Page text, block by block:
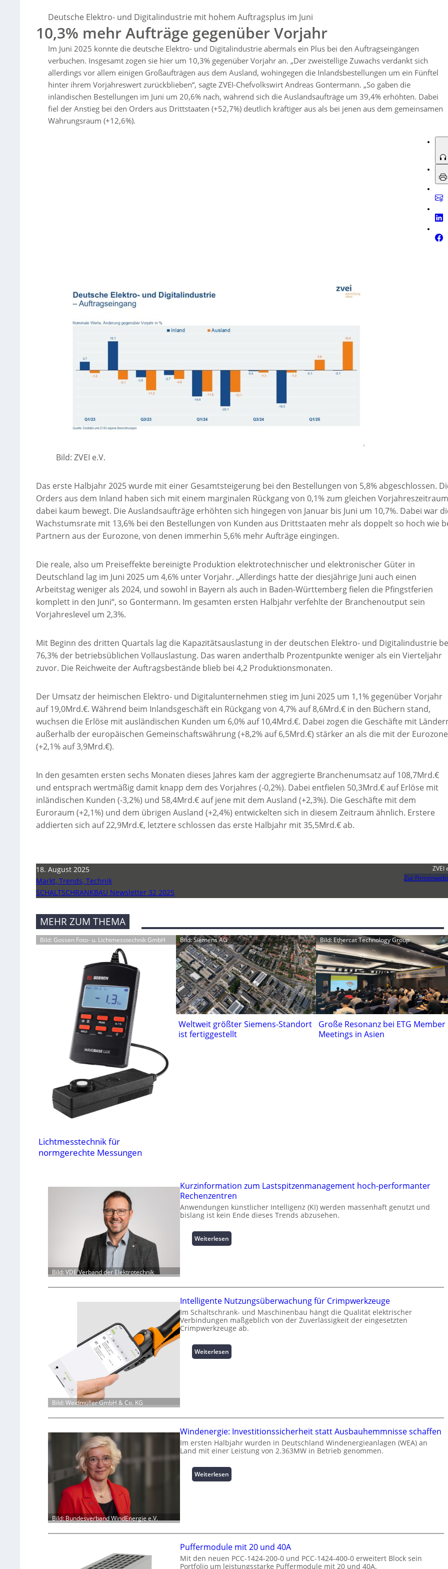
Deutsche Elektro- und Digitalindustrie mit hohem Auftragsplus im Juni
10,3% mehr Aufträge gegenüber Vorjahr
Im Juni 2025 konnte die deutsche Elektro- und Digitalindustrie abermals ein Plus bei den Auftragseingängen
verbuchen. Insgesamt zogen sie hier um 10,3% gegenüber Vorjahr an. „Der zweistellige Zuwachs verdankt sich
allerdings vor allem einigen Großaufträgen aus dem Ausland, wohingegen die Inlandsbestellungen um ein Fünftel
hinter ihrem Vorjahreswert zurückblieben“, sagte ZVEI-Chefvolkswirt Andreas Gontermann. „So gaben die
inländischen Bestellungen im Juni um 20,6% nach, während sich die Auslandsaufträge um 39,4% erhöhten. Dabei
fiel der Anstieg bei den Orders aus Drittstaaten (+52,7%) deutlich kräftiger aus als bei jenen aus dem gemeinsamen
Währungsraum (+12,6%).
Bild: ZVEI e.V.
Das erste Halbjahr 2025 wurde mit einer Gesamtsteigerung bei den Bestellungen von 5,8% abgeschlossen.
Orders aus dem Inland haben sich mit einem marginalen Rückgang von 0,1% zum gleichen Vorjahreszeitraum
dabei kaum bewegt. Die Auslandsaufträge erhöhten sich hingegen von Januar bis Juni um 10,7%. Dabei war
Wachstumsrate mit 13,6% bei den Bestellungen von Kunden aus Drittstaaten mehr als doppelt so hoch wie
Partnern aus der Eurozone, von denen immerhin 5,6% mehr Aufträge eingingen.
Die reale, also um Preiseffekte bereinigte Produktion elektrotechnischer und elektronischer Güter in
Deutschland lag im Juni 2025 um 4,6% unter Vorjahr. „Allerdings hatte der diesjährige Juni auch einen
Arbeitstag weniger als 2024, und sowohl in Bayern als auch in Baden-Württemberg fielen die Pfingstferien
komplett in den Juni“, so Gontermann. Im gesamten ersten Halbjahr verfehlte der Branchenoutput sein
Vorjahreslevel um 2,3%.
Mit Beginn des dritten Quartals lag die Kapazitätsauslastung in der deutschen Elektro- und Digitalindustrie
76,3% der betriebsüblichen Vollauslastung. Das waren anderthalb Prozentpunkte weniger als ein Vierteljahr
zuvor. Die Reichweite der Auftragsbestände blieb bei 4,2 Produktionsmonaten.
Der Umsatz der heimischen Elektro- und Digitalunternehmen stieg im Juni 2025 um 1,1% gegenüber Vorjahr
auf 19,0Mrd.€. Während beim Inlandsgeschäft ein Rückgang von 4,7% auf 8,6Mrd.€ in den Büchern stand,
wuchsen die Erlöse mit ausländischen Kunden um 6,0% auf 10,4Mrd.€. Dabei zogen die Geschäfte mit
außerhalb der europäischen Gemeinschaftswährung (+8,2% auf 6,5Mrd.€) stärker an als die mit der Eurozone
(+2,1% auf 3,9Mrd.€).
In den gesamten ersten sechs Monaten dieses Jahres kam der aggregierte Branchenumsatz auf 108,7Mrd.€
und entsprach wertmäßig damit knapp dem des Vorjahres (-0,2%). Dabei entfielen 50,3Mrd.€ auf Erlöse mit
inländischen Kunden (-3,2%) und 58,4Mrd.€ auf jene mit dem Ausland (+2,3%). Die Geschäfte mit dem
Euroraum (+2,1%) und dem übrigen Ausland (+2,4%) entwickelten sich in diesem Zeitraum ähnlich. Erstere
addierten sich auf 22,9Mrd.€, letztere schlossen das erste Halbjahr mit 35,5Mrd.€ ab.
18. August 2025
Markt, Trends, Technik
SCHALTSCHRANKBAU Newsletter 32 2025
ZVEI
Zur
MEHR ZUM THEMA
Bild: Gossen Foto- u. Lichtmesstechnik GmbH
Lichtmesstechnik für
normgerechte Messungen
Bild: Siemens AG
Weltweit größter Siemens-Standort
ist fertiggestellt
Bild: Ethercat Technology Group
Große Resonanz bei ETG Member
Meetings in Asien
Bild: VDE Verband der Elektrotechnik
Kurzinformation zum Lastspitzenmanagement hoch-performanter
Rechenzentren
Anwendungen künstlicher Intelligenz (KI) werden massenhaft genutzt und
bislang ist kein Ende dieses Trends abzusehen.
Weiterlesen
K
i
f
o
r
m
a
i
L
a
t
p
a
a
g
Bild: Weidmüller GmbH & Co. KG
Intelligente Nutzungsüberwachung für Crimpwerkzeuge
Im Schaltschrank- und Maschinenbau hängt die Qualität elektrischer
Verbindungen maßgeblich von der Zuverlässigkeit der eingesetzten
Crimpwerkzeuge ab.
Weiterlesen
I
i
e
n
e
u
g
ü
b
Bild: Bundesverband WindEnergie e.V.
Windenergie: Investitionssicherheit statt Ausbauhemmnisse schaffen
Im ersten Halbjahr wurden in Deutschland Windenergieanlagen (WEA) an
Land mit einer Leistung von 2.363MW in Betrieb genommen.
Weiterlesen
W
r
g
Puffermodule mit 20 und 40A
Mit den neuen PCC-1424-200-0 und PCC-1424-400-0 erweitert Block sein
Portfolio um leistungsstarke Puffermodule mit 20 und 40A.